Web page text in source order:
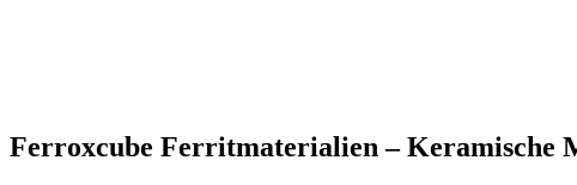
Ferroxcube Ferritmaterialien – Keramische